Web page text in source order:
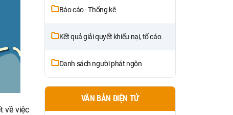
về việc
Báo cáo - Thống kê
Kết quả giải quyết khiếu nại, tố cáo
Danh sách người phát ngôn
VĂN BẢN ĐIỆN TỬ